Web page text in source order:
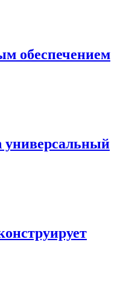
обеспечением
универсальный